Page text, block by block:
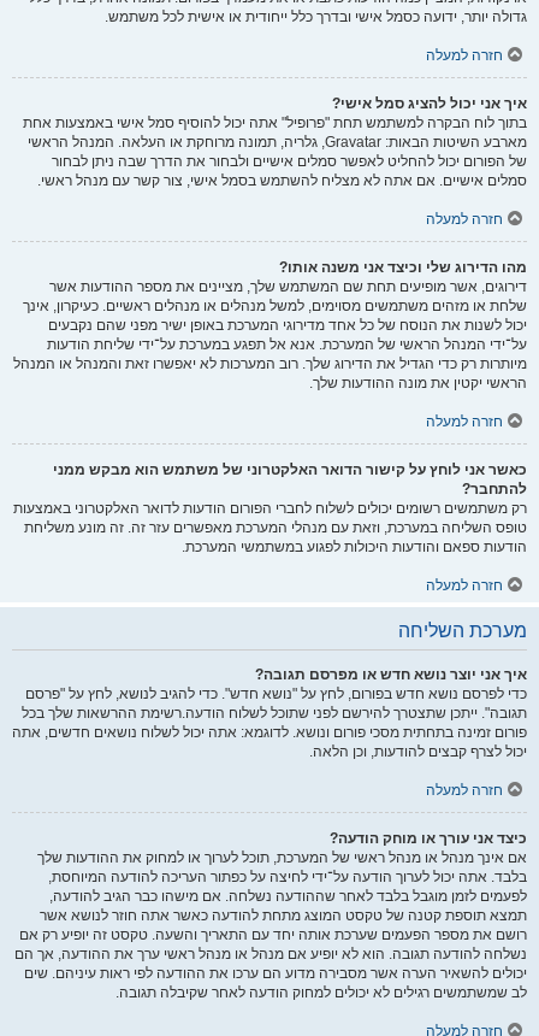
גדולה יותר, ידועה כסמל אישי ובדרך כלל ייחודית או אישית לכל משתמש.
חזרה למעלה
איך אני יכול להציג סמל אישי?
בתוך לוח הבקרה למשתמש תחת "פרופיל" אתה יכול להוסיף סמל אישי באמצעות אחת
מארבע השיטות הבאות: Gravatar, גלריה, תמונה מרוחקת או העלאה. המנהל הראשי
של הפורום יכול להחליט לאפשר סמלים אישיים ולבחור את הדרך שבה ניתן לבחור
סמלים אישיים. אם אתה לא מצליח להשתמש בסמל אישי, צור קשר עם מנהל ראשי.
חזרה למעלה
מהו הדירוג שלי וכיצד אני משנה אותו?
דירוגים, אשר מופיעים תחת שם המשתמש שלך, מציינים את מספר ההודעות אשר
שלחת או מזהים משתמשים מסוימים, למשל מנהלים או מנהלים ראשיים. כעיקרון, אינך
יכול לשנות את הנוסח של כל אחד מדירוגי המערכת באופן ישיר מפני שהם נקבעים
על־ידי המנהל הראשי של המערכת. אנא אל תפגע במערכת על־ידי שליחת הודעות
מיותרות רק כדי הגדיל את הדירוג שלך. רוב המערכות לא יאפשרו זאת והמנהל או המנהל
הראשי יקטין את מונה ההודעות שלך.
חזרה למעלה
כאשר אני לוחץ על קישור הדואר האלקטרוני של משתמש הוא מבקש ממני
להתחבר?
רק משתמשים רשומים יכולים לשלוח לחברי הפורום הודעות לדואר האלקטרוני באמצעות
טופס השליחה במערכת, וזאת עם מנהלי המערכת מאפשרים עזר זה. זה מונע משליחת
הודעות ספאם והודעות היכולות לפגוע במשתמשי המערכת.
חזרה למעלה
מערכת השליחה
איך אני יוצר נושא חדש או מפרסם תגובה?
כדי לפרסם נושא חדש בפורום, לחץ על "נושא חדש". כדי להגיב לנושא, לחץ על "פרסם
תגובה". ייתכן שתצטרך להירשם לפני שתוכל לשלוח הודעה.רשימת ההרשאות שלך בכל
פורום זמינה בתחתית מסכי פורום ונושא. לדוגמא: אתה יכול לשלוח נושאים חדשים, אתה
יכול לצרף קבצים להודעות, וכן הלאה.
חזרה למעלה
כיצד אני עורך או מוחק הודעה?
אם אינך מנהל או מנהל ראשי של המערכת, תוכל לערוך או למחוק את ההודעות שלך
בלבד. אתה יכול לערוך הודעה על־ידי לחיצה על כפתור העריכה להודעה המיוחסת,
לפעמים לזמן מוגבל בלבד לאחר שההודעה נשלחה. אם מישהו כבר הגיב להודעה,
תמצא תוספת קטנה של טקסט המוצג מתחת להודעה כאשר אתה חוזר לנושא אשר
רושם את מספר הפעמים שערכת אותה יחד עם התאריך והשעה. טקסט זה יופיע רק אם
נשלחה להודעה תגובה. הוא לא יופיע אם מנהל או מנהל ראשי ערך את ההודעה, אך הם
יכולים להשאיר הערה אשר מסבירה מדוע הם ערכו את ההודעה לפי ראות עיניהם. שים
לב שמשתמשים רגילים לא יכולים למחוק הודעה לאחר שקיבלה תגובה.
חזרה למעלה